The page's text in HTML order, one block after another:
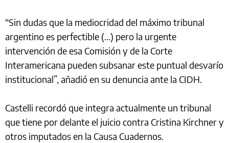
“Sin dudas que la mediocridad del máximo tribunal
argentino es perfectible (…) pero la urgente
intervención de esa Comisión y de la Corte
Interamericana pueden subsanar este puntual desvarío
institucional”, añadió en su denuncia ante la CIDH.
Castelli recordó que integra actualmente un tribunal
que tiene por delante el juicio contra Cristina Kirchner y
otros imputados en la Causa Cuadernos.